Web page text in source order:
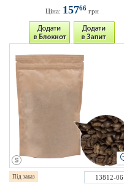
Ціна: 15766грн
Під заказ
13812-06